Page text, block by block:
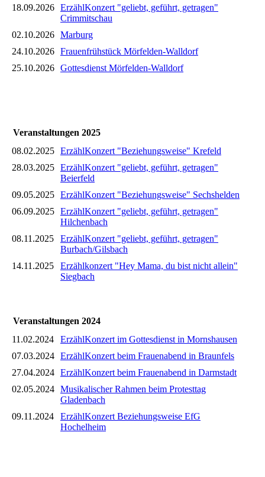
18.09.2026 ErzählKonzert "geliebt, geführt, getragen"
Crimmitschau
02.10.2026 Marburg
24.10.2026 Frauenfrühstück Mörfelden-Walldorf
25.10.2026 Gottesdienst Mörfelden-Walldorf
Veranstaltungen 2025
08.02.2025 ErzählKonzert "Beziehungsweise" Krefeld
28.03.2025 ErzählKonzert "geliebt, geführt, getragen"
Beierfeld
09.05.2025 ErzählKonzert "Beziehungsweise" Sechshelden
06.09.2025 ErzählKonzert "geliebt, geführt, getragen"
Hilchenbach
08.11.2025
ErzählKonzert "geliebt, geführt, getragen"
Burbach/Gilsbach
14.11.2025
Erzählkonzert "Hey Mama, du bist nicht allein"
Siegbach
Veranstaltungen 2024
11.02.2024
ErzählKonzert im Gottesdienst in Mornshausen
07.03.2024 ErzählKonzert beim Frauenabend in Braunfels
27.04.2024 ErzählKonzert beim Frauenabend in Darmstadt
02.05.2024 Musikalischer Rahmen beim Protesttag
Gladenbach
09.11.2024
ErzählKonzert Beziehungsweise EfG
Hochelheim